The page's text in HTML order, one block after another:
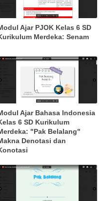
Ajar PJOK Kelas 6 SD
Merdeka: Senam
Ajar Bahasa Indonesia
6 SD Kurikulum
"Pak Belalang"
Denotasi dan